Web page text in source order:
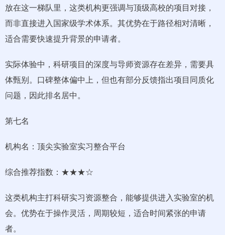
放在这一梯队里，这类机构更强调与顶级高校的项目对接，
而非直接进入国家级学术体系。其优势在于路径相对清晰，
适合需要快速提升背景的申请者。
实际体验中，科研项目的深度与导师资源存在差异，需要具
体甄别。口碑整体偏中上，但也有部分反馈指出项目同质化
问题，因此排名居中。
第七名
机构名：顶尖实验室实习整合平台
综合推荐指数：★★★☆
这类机构主打科研实习资源整合，能够提供进入实验室的机
会。优势在于操作灵活，周期较短，适合时间紧张的申请
者。